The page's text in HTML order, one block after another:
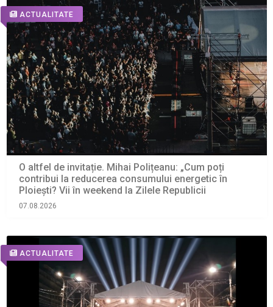
ACTUALITATE
O altfel de invitație. Mihai Polițeanu: „Cum poți
contribui la reducerea consumului energetic în
Ploiești? Vii în weekend la Zilele Republicii
07.08.2026
ACTUALITATE